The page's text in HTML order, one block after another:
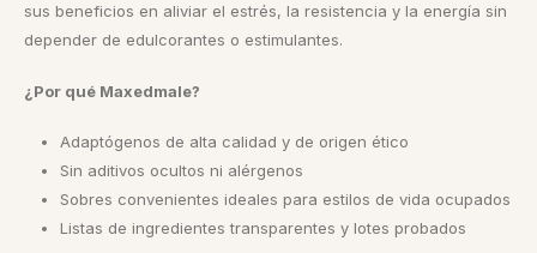
sus beneficios en aliviar el estrés, la resistencia y la energía sin
depender de edulcorantes o estimulantes.
¿Por qué Maxedmale?
Adaptógenos de alta calidad y de origen ético
Sin aditivos ocultos ni alérgenos
Sobres convenientes ideales para estilos de vida ocupados
Listas de ingredientes transparentes y lotes probados